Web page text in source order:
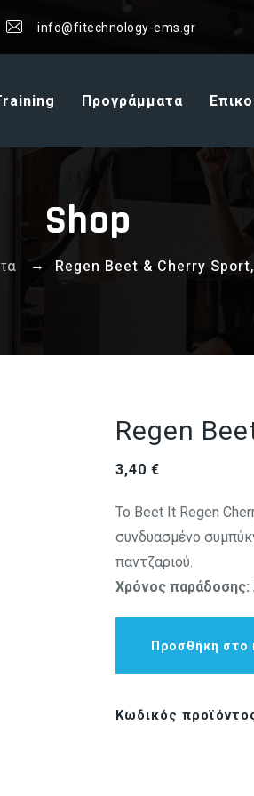
info@fitechnology-ems.gr
Προγράμματα
Shop
→ Regen Beet & Cherry
Regen
3,40€
Το Beet It Regen
συνδυασμένο
παντζαριού.
Χρόνος παράδοσης:
Προσθήκη στο
Κωδικός